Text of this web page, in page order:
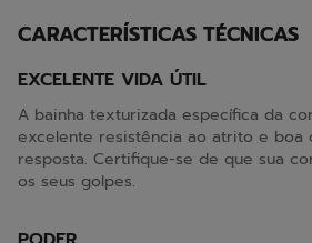
CARACTERÍSTICAS TÉCNICAS
EXCELENTE VIDA ÚTIL
A bainha texturizada específica da
excelente resistência ao atrito e boa
resposta. Certifique-se de que sua
os seus golpes.